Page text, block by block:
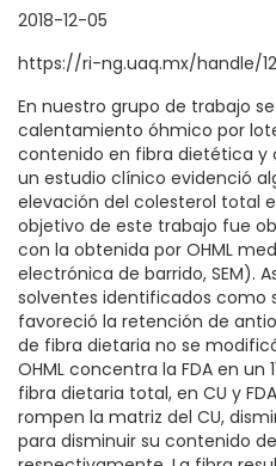
2018-12-05
https://ri-ng.uaq.mx/handle/
En nuestro grupo de trabajo
calentamiento óhmico por
contenido en fibra dietética y
un estudio clínico evidenció
elevación del colesterol total
objetivo de este trabajo fue
con la obtenida por OHML
electrónica de barrido, SEM).
solventes identificados como
favoreció la retención de
de fibra dietaria no se
OHML concentra la FDA en
fibra dietaria total, en CU y
rompen la matriz del CU,
para disminuir su contenido